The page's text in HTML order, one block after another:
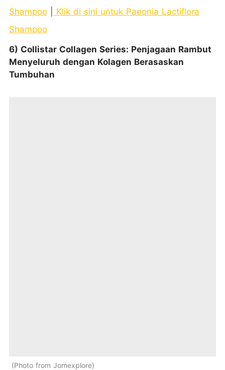
Shampoo
Klik di sini untuk Paeonia Lactiflora
Shampoo
6) Collistar Collagen Series: Penjagaan Rambut
Menyeluruh dengan Kolagen Berasaskan
Tumbuhan
Photo from Jomexplore